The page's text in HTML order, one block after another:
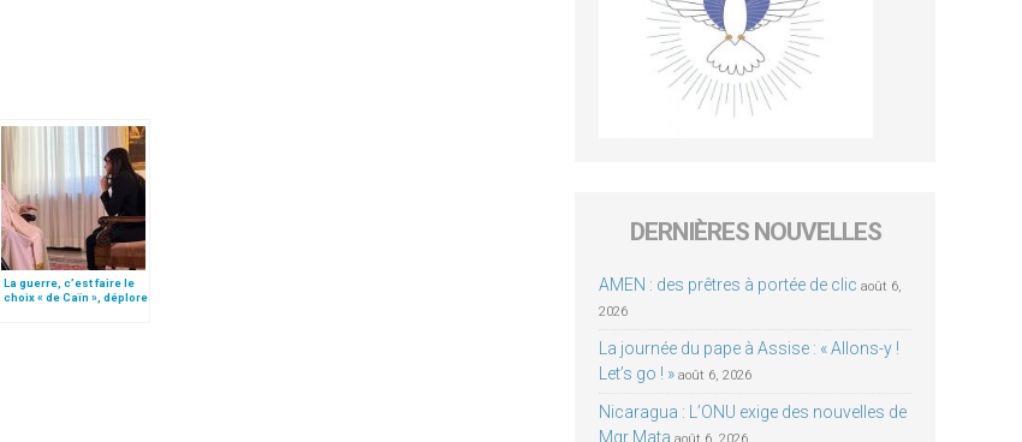
La guerre, c’est faire le
choix « de Caïn », déplore
DERNIÈRES NOUVELLES
AMEN : des prêtres à portée de clic août 6,
2026
La journée du pape à Assise : « Allons-y !
Let’s go ! » août 6, 2026
Nicaragua : L’ONU exige des nouvelles de
Mgr Mata